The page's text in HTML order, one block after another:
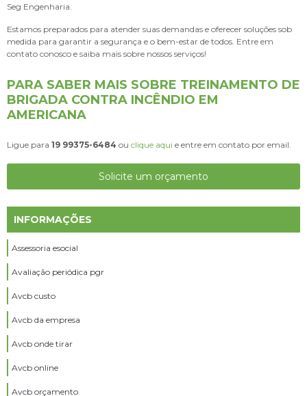
Seg Engenharia.
Estamos preparados para atender suas demandas e oferecer soluções sob
medida para garantir a segurança e o bem-estar de todos. Entre em
contato conosco e saiba mais sobre nossos serviços!
PARA SABER MAIS SOBRE TREINAMENTO DE
BRIGADA CONTRA INCÊNDIO EM
AMERICANA
Ligue para 19 99375-6484 ou clique aqui e entre em contato por email.
Solicite um orçamento
INFORMAÇÕES
Assessoria esocial
Avaliação periódica pgr
Avcb custo
Avcb da empresa
Avcb onde tirar
Avcb online
Avcb orçamento